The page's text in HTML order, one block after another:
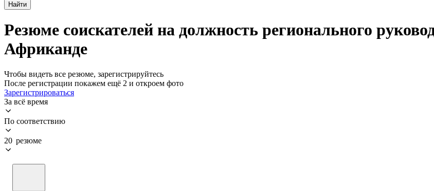
Найти
Резюме соискателей на должность регионального
Африканде
Чтобы видеть все резюме, зарегистрируйтесь
После регистрации покажем ещё 2 и откроем фото
Зарегистрироваться
За всё время
По соответствию
20 резюме